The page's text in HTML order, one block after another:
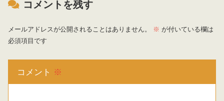
コメントを残す
メールアドレスが公開されることはありません。 ※ が付いている欄は
必須項目です
コメント ※